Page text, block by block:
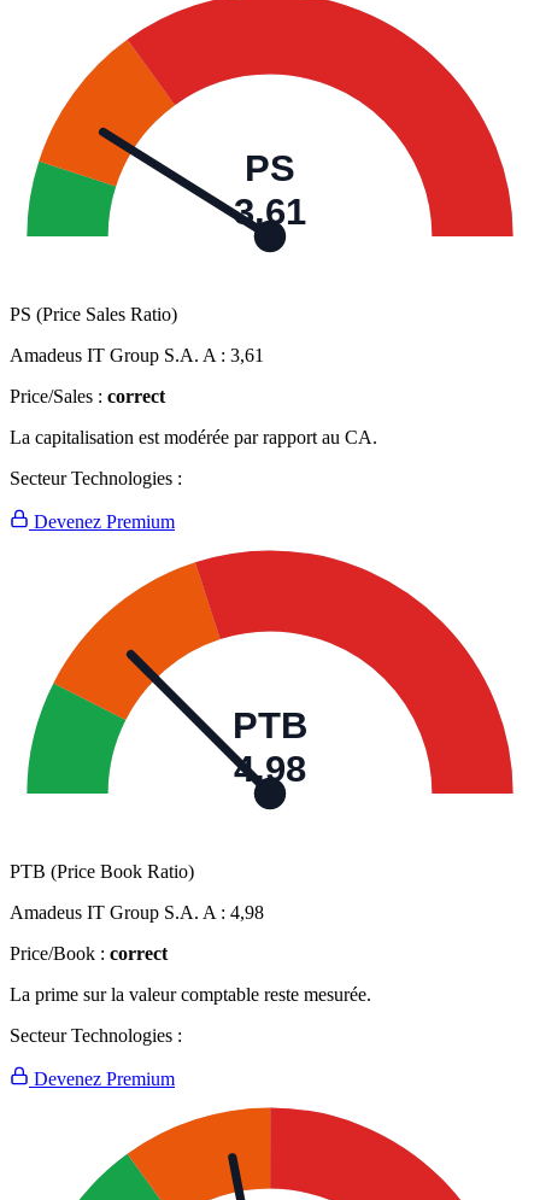
PS
3,61
PS (Price Sales Ratio)
Amadeus IT Group S.A. A : 3,61
Price/Sales : correct
La capitalisation est modérée par rapport au CA.
Secteur Technologies :
Devenez Premium
PTB
4,98
PTB (Price Book Ratio)
Amadeus IT Group S.A. A : 4,98
Price/Book : correct
La prime sur la valeur comptable reste mesurée.
Secteur Technologies :
Devenez Premium